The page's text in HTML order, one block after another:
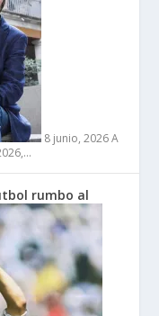
8 junio, 2026 A
rumbo al